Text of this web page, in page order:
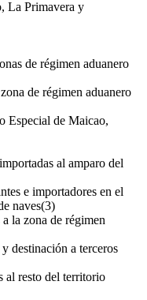
La Primavera y
de régimen aduanero
de régimen aduanero
Especial de Maicao,
al amparo del
e importadores en el
naves(3)
la zona de régimen
destinación a terceros
al resto del territorio